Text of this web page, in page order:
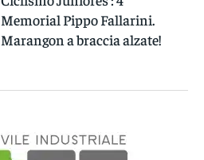
Memorial Pippo Fallarini.
Marangon a braccia alzate!